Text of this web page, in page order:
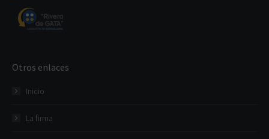
Otros enlaces
Inicio
La firma